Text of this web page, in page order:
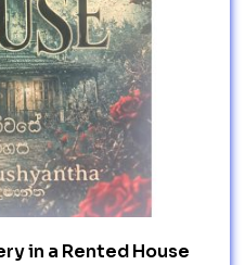
in a Rented House